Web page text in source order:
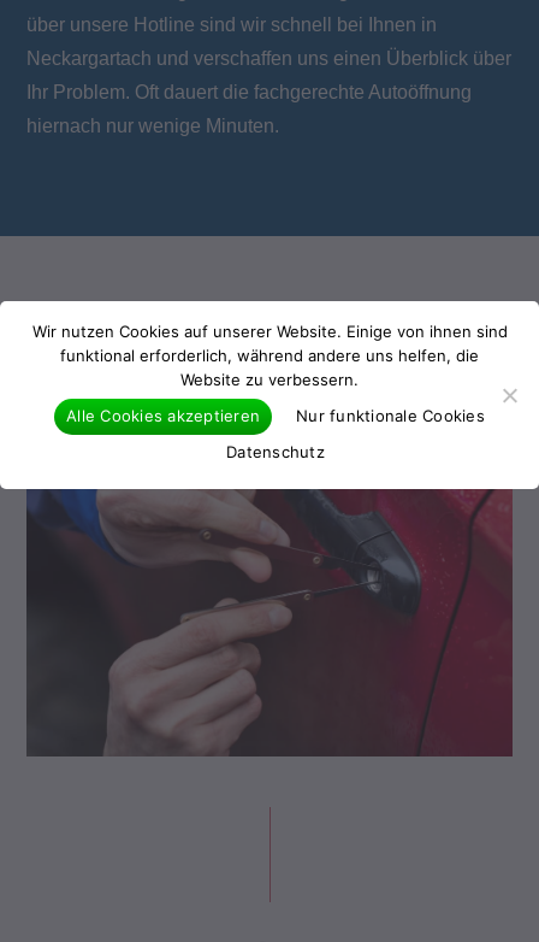
über unsere Hotline sind wir schnell bei Ihnen in
Neckargartach und verschaffen uns einen Überblick über
Ihr Problem. Oft dauert die fachgerechte Autoöffnung
hiernach nur wenige Minuten.
Wir nutzen Cookies auf unserer Website. Einige von ihnen sind
funktional erforderlich, während andere uns helfen, die
Website zu verbessern.
Alle Cookies akzeptieren
Nur funktionale Cookies
Datenschutz